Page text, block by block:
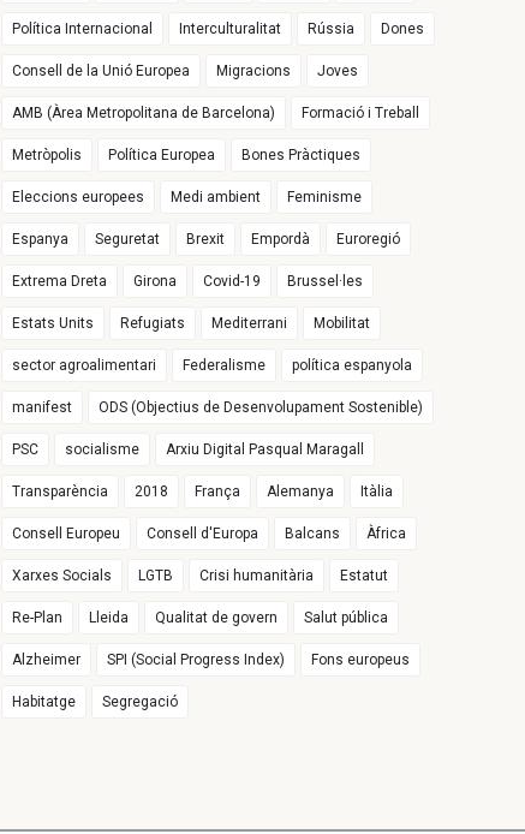
Política Internacional Interculturalitat Rússia Dones
Consell de la Unió Europea Migracions Joves
AMB (Àrea Metropolitana de Barcelona) Formació i Treball
Metròpolis Política Europea Bones Pràctiques
Eleccions europees Medi ambient Feminisme
Espanya Seguretat Brexit Empordà Euroregió
Extrema Dreta Girona Covid-19 Brussel·les
Estats Units Refugiats Mediterrani Mobilitat
sector agroalimentari Federalisme política espanyola
manifest ODS (Objectius de Desenvolupament Sostenible)
PSC socialisme Arxiu Digital Pasqual Maragall
Transparència 2018 França Alemanya Itàlia
Consell Europeu Consell d'Europa Balcans Àfrica
Xarxes Socials LGTB Crisi humanitària Estatut
Re-Plan Lleida Qualitat de govern Salut pública
Alzheimer SPI (Social Progress Index) Fons europeus
Habitatge Segregació